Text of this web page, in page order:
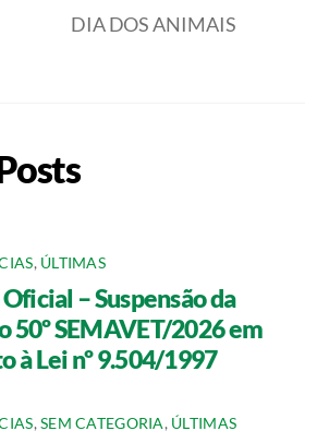
DIA DOS ANIMAIS
, ÚLTIMAS
– Suspensão da
50º SEMAVET/2026 em
à Lei nº 9.504/1997
,SEM CATEGORIA, ÚLTIMAS